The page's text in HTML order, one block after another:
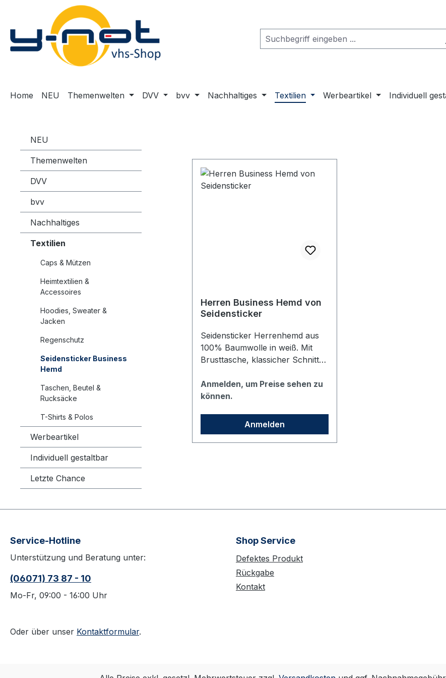
Hauptinhalt springen
Zur Suche springen
Zur Hauptnavigation springen
Home NEU Themenwelten DVV bvv Nachhaltiges Textilien Werbeartikel Individuell
NEU
Themenwelten
DVV
bvv
Nachhaltiges
Textilien
Caps & Mützen
Heimtextilien &
Accessoires
Hoodies, Sweater &
Jacken
Regenschutz
Seidensticker Business
Hemd
Taschen, Beutel &
Rucksäcke
T-Shirts & Polos
Werbeartikel
Individuell gestaltbar
Letzte Chance
Herren Business Hemd von
Seidensticker
Seidensticker Herrenhemd aus
100% Baumwolle in weiß. Mit
Brusttasche, klassicher Schnitt
Kentkragen mit dem vhs Logo
bestickt, weitenverstellbare
(abgeeckte Kombimannschette),
Zwei Seitenfalten für bessere
Bewegungsfreiheit, Schwarze
Anmelden, um Preise sehen zu
können.
Anmelden
Service-Hotline
Unterstützung und Beratung unter:
(06071) 73 87 - 10
Mo-Fr, 09:00 - 16:00 Uhr
Oder über unser Kontaktformular.
Shop Service
Defektes Produkt
Rückgabe
Kontakt